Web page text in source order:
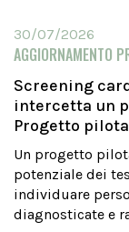
30/07/2026
AGGIORNAMENTO
Screening
intercetta un
Progetto
Un progetto
potenziale dei
individuare
diagnosticate e